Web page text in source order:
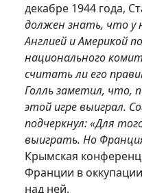
декабре 1944 года,
должен знать, что у
Англией и Америкой
национального
считать ли его
Голль заметил, что,
этой игре выиграл.
подчеркнул: «Для
выиграть. Но
Крымская
Франции в
над ней.